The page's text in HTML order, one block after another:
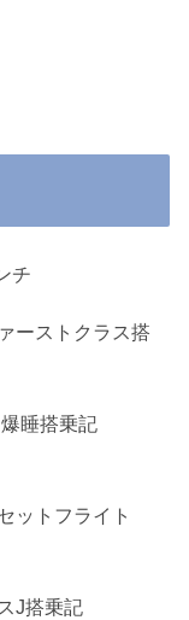
チ
ストクラス搭
睡搭乗記
ットフライト
J搭乗記